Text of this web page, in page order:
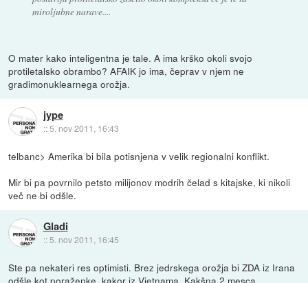
miroljubne narave....
O mater kako inteligentna je tale. A ima krško okoli svojo
protiletalsko obrambo? AFAIK jo ima, čeprav v njem ne
gradimonuklearnega orožja.
jype
::5. nov 2011, 16:43
telbanc> Amerika bi bila potisnjena v velik regionalni konflikt.
Mir bi pa povrnilo petsto milijonov modrih čelad s kitajske, ki nikoli
več ne bi odšle.
Gladi
:: 5. nov 2011, 16:45
Ste pa nekateri res optimisti. Brez jedrskega orožja bi ZDA iz Irana
odšle kot poraženke, kakor iz Vietnama. Kakšna 2 mesca.